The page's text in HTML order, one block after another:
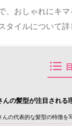
、おしゃれにキ
タイルについて詳
んの髪型が注目される
んの代表的な髪型の特徴を